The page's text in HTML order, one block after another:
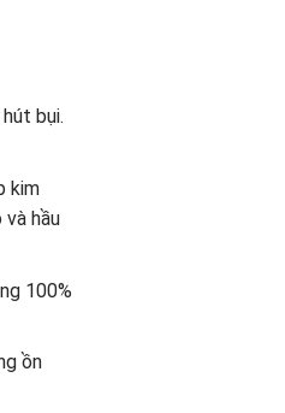
bụi.
kim
hầu
100%
ồn